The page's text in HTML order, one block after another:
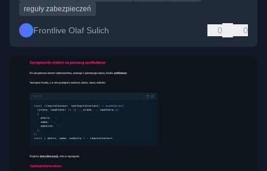
reguły zabezpieczeń
Frontlive Olaf Sulich 0 0